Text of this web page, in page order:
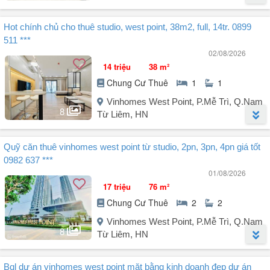
- Hệ thống điện lưới, PCCC ổn định hiện đại.
Người đăng: Tân Gia Phúc
(56 tin đăng)
Cho thuê căn hộ Vinhome West Point - Phạm Hùng - Nam Từ Liêm -
- Diện tích 70m², chia 2 phòng ngủ, 2 vệ sinh, phòng khách, bếp.
- Nội thất cơ bản: Full đồ.
- Gía: 18 tr.
- Liên hệ: 0899,511.866 E Hiếu.
Hot chính chủ cho thuê studio, west point, 38m2, full, 14tr. 0899
511 ***
02/08/2026
8
14 triệu 38 m²
Chung Cư Thuê 1 1
Vinhomes West Point, P.Mễ Trì, Q.Nam
Từ Liêm, HN
Người đăng: Tân Gia Phúc
(56 tin đăng)
Cho thuê Vinhomes West Point - Phạm Hùng.
- Nội thất full.
- Giá: 14tr.
LH: .
Quỹ căn thuê vinhomes west point từ studio, 2pn, 3pn, 4pn giá tốt
0982 637 ***
01/08/2026
8
17 triệu 76 m²
Chung Cư Thuê 2 2
Vinhomes West Point, P.Mễ Trì, Q.Nam
Từ Liêm, HN
Người đăng: Ngọc Trần (10 tin đăng)
Bql dự án vinhomes west point mặt bằng kinh doanh đẹp dự án